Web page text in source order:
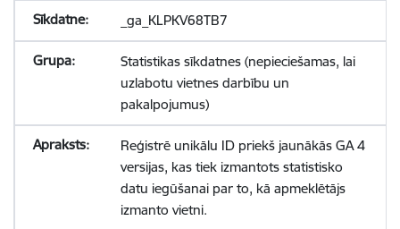
_ga_KLPKV68TB7
Statistikas sīkdatnes (nepieciešamas, lai
uzlabotu vietnes darbību un
pakalpojumus)
Reģistrē unikālu ID priekš jaunākās GA 4
versijas, kas tiek izmantots statistisko
datu iegūšanai par to, kā apmeklētājs
izmanto vietni.